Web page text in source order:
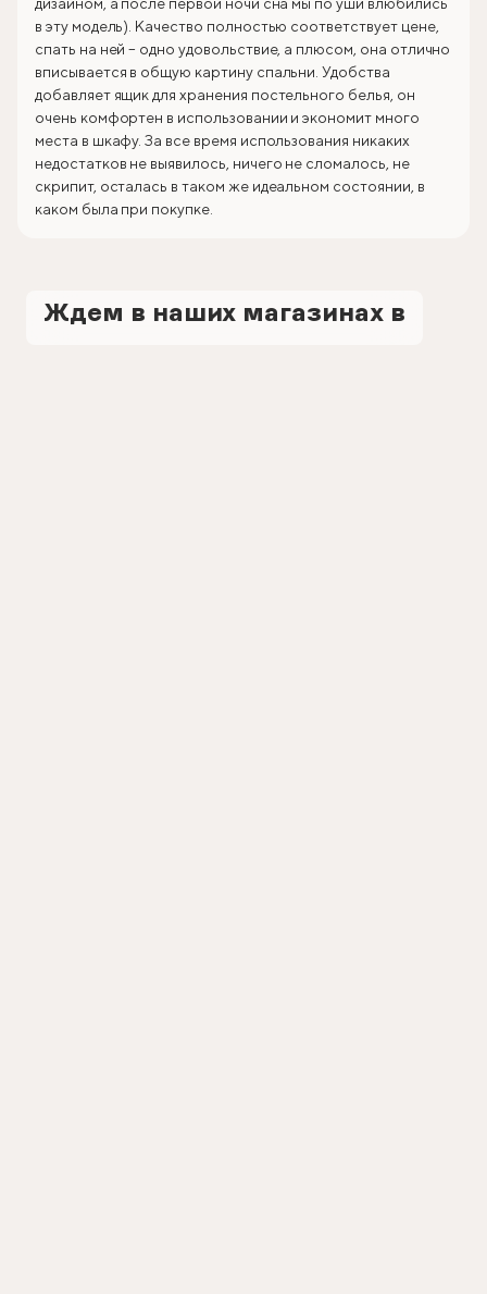
в эту модель). Качество полностью соответствует цене,
спать на ней – одно удовольствие, а плюсом, она отлично
вписывается в общую картину спальни. Удобства
добавляет ящик для хранения постельного белья, он
очень комфортен в использовании и экономит много
места в шкафу. За все время использования никаких
недостатков не выявилось, ничего не сломалось, не
скрипит, осталась в таком же идеальном состоянии, в
каком была при покупке.
Ждем в наших магазинах в